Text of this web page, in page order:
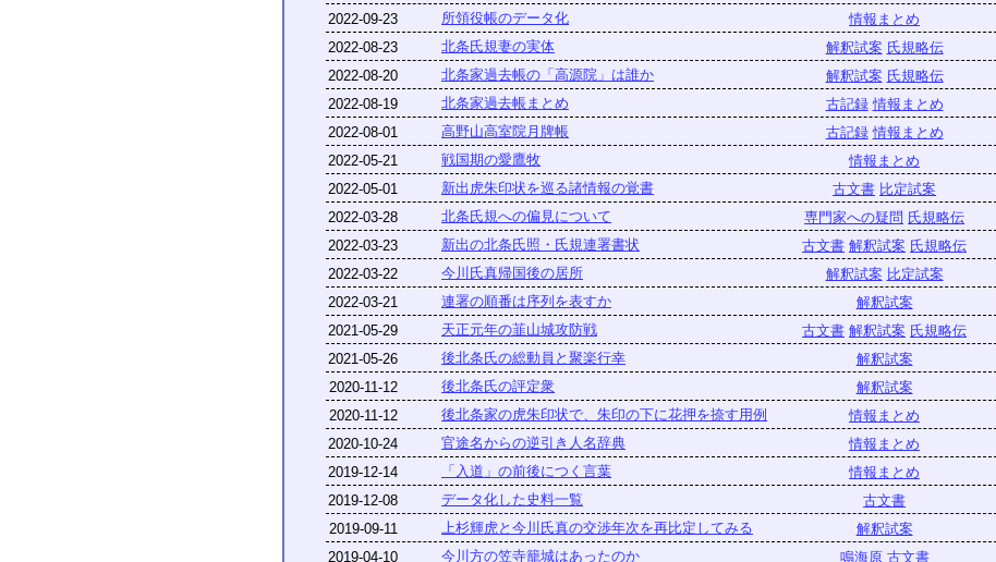
2022-09-23
所領役帳のデータ化 情報まとめ
2022-08-23
北条氏規妻の実体 解釈試案 氏規略伝
2022-08-20
北条家過去帳の「高源院」は誰か 解釈試案 氏規略伝
2022-08-19
北条家過去帳まとめ 古記録 情報まとめ
2022-08-01
高野山高室院月牌帳 古記録 情報まとめ
2022-05-21
戦国期の愛鷹牧 情報まとめ
2022-05-01
新出虎朱印状を巡る諸情報の覚書 古文書 比定試案
2022-03-28
北条氏規への偏見について 専門家への疑問 氏規略伝
2022-03-23
新出の北条氏照・氏規連署書状 古文書 解釈試案 氏規略伝
2022-03-22
今川氏真帰国後の居所 解釈試案 比定試案
2022-03-21
連署の順番は序列を表すか 解釈試案
2021-05-29
天正元年の韮山城攻防戦 古文書 解釈試案 氏規略伝
2021-05-26
後北条氏の総動員と聚楽行幸 解釈試案
2020-11-12
後北条氏の評定衆 解釈試案
2020-11-12
後北条家の虎朱印状で、朱印の下に花押を捺す用例 情報まとめ
2020-10-24
官途名からの逆引き人名辞典 情報まとめ
2019-12-14
「入道」の前後につく言葉 情報まとめ
2019-12-08
データ化した史料一覧 古文書
2019-09-11
上杉輝虎と今川氏真の交渉年次を再比定してみる 解釈試案
2019-04-10
今川方の笠寺籠城はあったのか 鳴海原 古文書